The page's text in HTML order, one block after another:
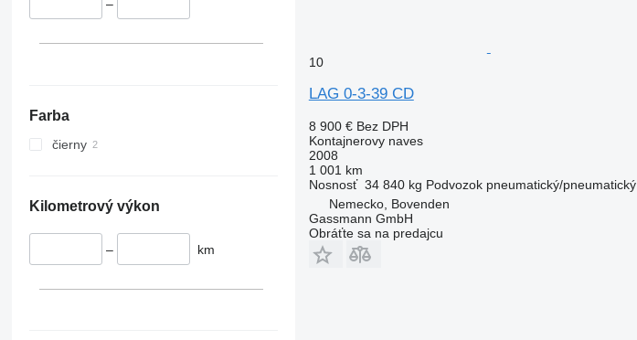
–
Farba
čierny
Kilometrový výkon
– km
10
LAG 0-3-39 CD
8 900 € Bez DPH
Kontajnerovy naves
2008
1 001 km
Nosnosť 34 840 kg Podvozok pneumatický/pneumatický
Nemecko, Bovenden
Gassmann GmbH
Obráťte sa na predajcu